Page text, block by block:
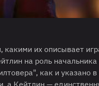
их описывает
на роль
как и указано в
а Кейтлин —